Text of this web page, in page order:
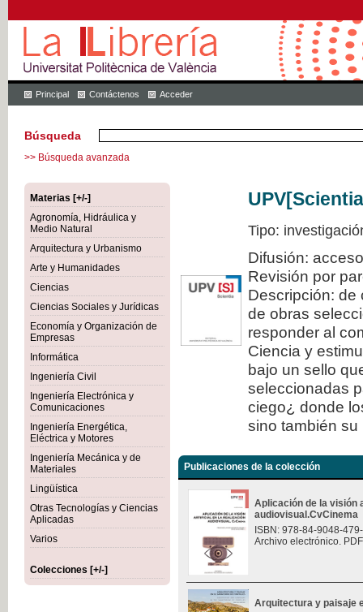
Principal Contáctenos Acceder
Búsqueda
>> Búsqueda avanzada
Materias [+/-]
Agronomía, Hidráulica y
Medio Natural
Arquitectura y Urbanismo
Arte y Humanidades
Ciencias
Ciencias Sociales y Jurídicas
Economía y Organización de
Empresas
Informática
Ingeniería Civil
Ingeniería Electrónica y
Comunicaciones
Ingeniería Energética,
Eléctrica y Motores
Ingeniería Mecánica y de
Materiales
Lingüística
Otras Tecnologías y Ciencias
Aplicadas
Varios
Colecciones [+/-]
Tipo:
Difusión:
Revisión por
Descripción: de
de obras
responder al
Ciencia y
bajo un sello
seleccionadas
ciego¿ donde
sino también
Publicaciones de la colección
Aplicación de la visión
audiovisual.CvCinema
ISBN: 978-84-9048-
Archivo electrónico.
Arquitectura y paisaje